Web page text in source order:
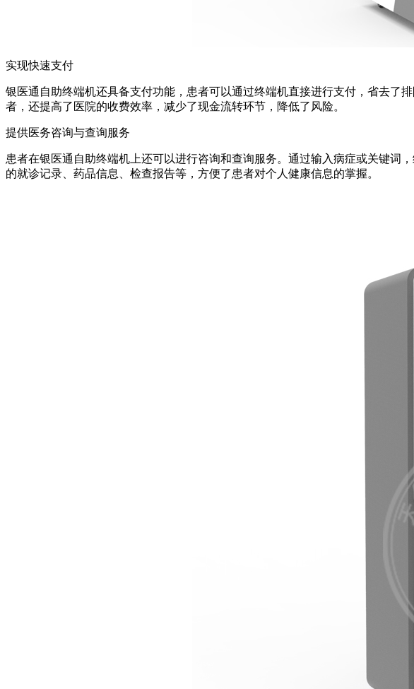
实现快速支付
银医通自助终端机还具备支付功能，患者可以通过终端机直接进行支付，省去了
者，还提高了医院的收费效率，减少了现金流转环节，降低了风险。
提供医务咨询与查询服务
患者在银医通自助终端机上还可以进行咨询和查询服务。通过输入病症或关键词
的就诊记录、药品信息、检查报告等，方便了患者对个人健康信息的掌握。